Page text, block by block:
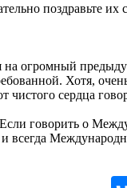
поздравьте
огромный
Хотя,
чистого сердца
говорить о
всегда